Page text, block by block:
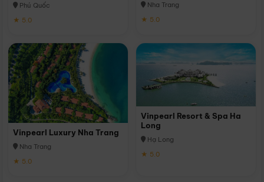
Phú Quốc
★ 5.0
Nha Trang
★ 5.0
Vinpearl Luxury Nha Trang
Nha Trang
★ 5.0
Vinpearl Resort & Spa Ha
Long
Hạ Long
★ 5.0